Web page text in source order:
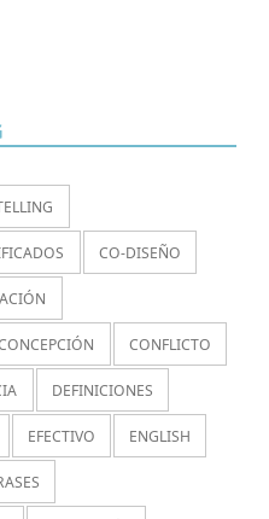
CO-DISEÑO
CONFLICTO
DEFINICIONES
EFECTIVO ENGLISH